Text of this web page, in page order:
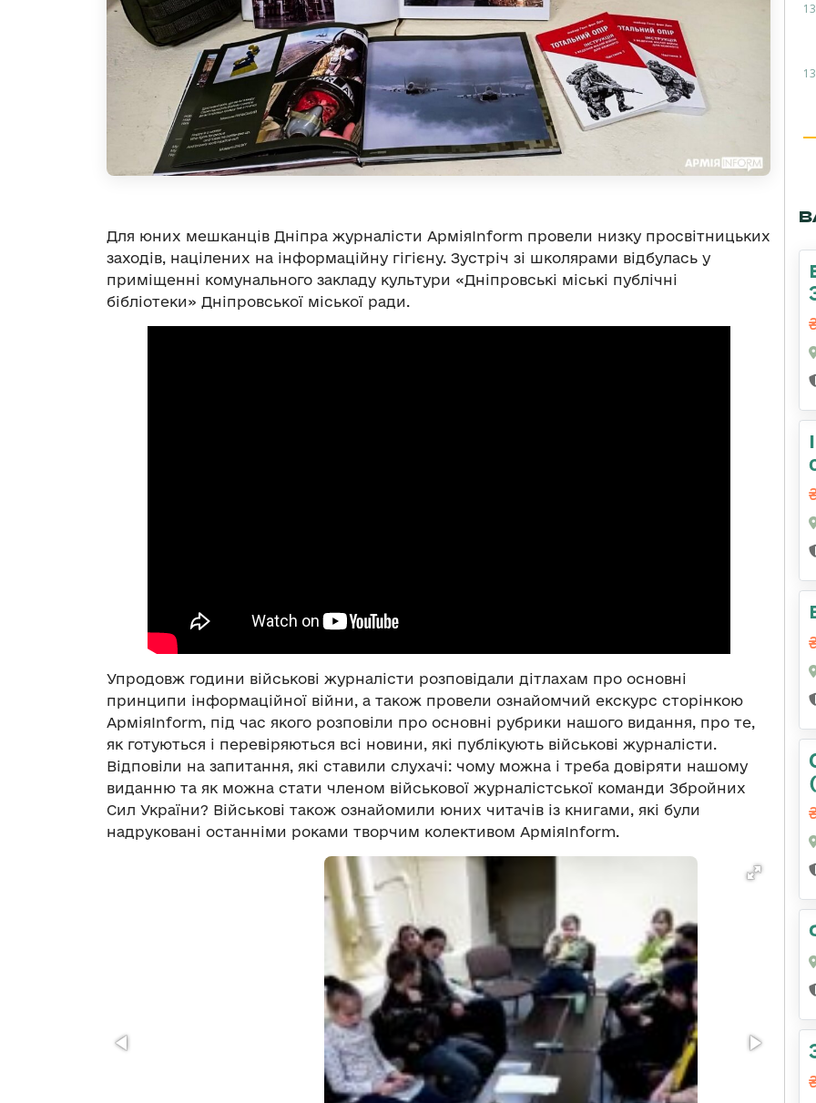
Для юних мешканців Дніпра журналісти АрміяInform провели низку просвітницьких
заходів, націлених на інформаційну гігієну. Зустріч зі школярами відбулась у
приміщенні комунального закладу культури «Дніпровські міські публічні
бібліотеки» Дніпровської міської ради.
Упродовж години військові журналісти розповідали дітлахам про основні
принципи інформаційної війни, а також провели ознайомчий екскурс сторінкою
АрміяInform, під час якого розповіли про основні рубрики нашого видання, про те,
як готуються і перевіряються всі новини, які публікують військові журналісти.
Відповіли на запитання, які ставили слухачі: чому можна і треба довіряти нашому
виданню та як можна стати членом військової журналістської команди Збройних
Сил України? Військові також ознайомили юних читачів із книгами, які були
надруковані останніми роками творчим колективом АрміяInform.